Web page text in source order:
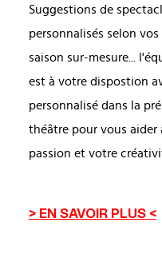
Suggestions de
personnalisés selon
saison sur-mesure...
est à votre dispostion
personnalisé dans la
théâtre pour vous aider
passion et votre
> EN SAVOIR PLUS <